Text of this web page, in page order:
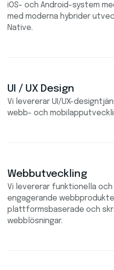
iOS- och Android-system
med moderna hybrider
Native.
UI / UX Design
Vi levererar UI/UX-
webb- och
Webbutveckling
Vi levererar funktionella
engagerande
plattformsbaserade och
webblösningar.